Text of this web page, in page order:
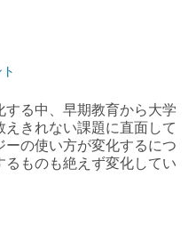
る中、早期教育から大学
きれない課題に直面して
の使い方が変化するにつ
ものも絶えず変化してい